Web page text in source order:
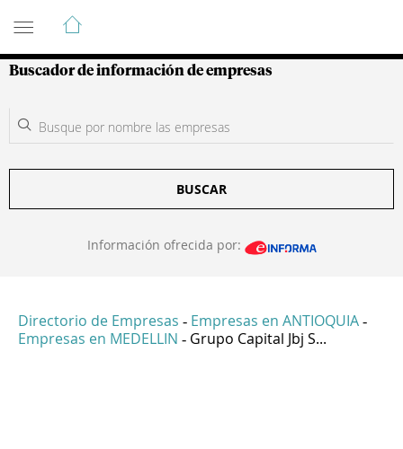
Guía de Empresas Colombianas
Buscador de información de empresas
BUSCAR
Información ofrecida por:
Directorio de Empresas - Empresas en ANTIOQUIA -
Empresas en MEDELLIN - Grupo Capital Jbj S...